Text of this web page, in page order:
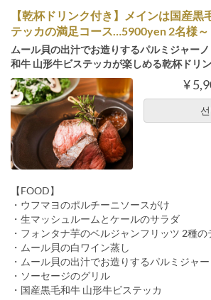
【乾杯ドリンク付き】メインは国産黒
テッカの満足コース…5900yen 2名様～
ムール貝の出汁でお造りするパルミジャー
和牛 山形牛ビステッカが楽しめる乾杯ドリン
¥
【FOOD】
・ウフマヨのポルチーニソースがけ
・生マッシュルームとケールのサラダ
・フォンタナ芋のベルジャンフリッツ 2種の
・ムール貝の白ワイン蒸し
・ムール貝の出汁でお造りするパルミジャ
・ソーセージのグリル
・国産黒毛和牛 山形牛ビステッカ